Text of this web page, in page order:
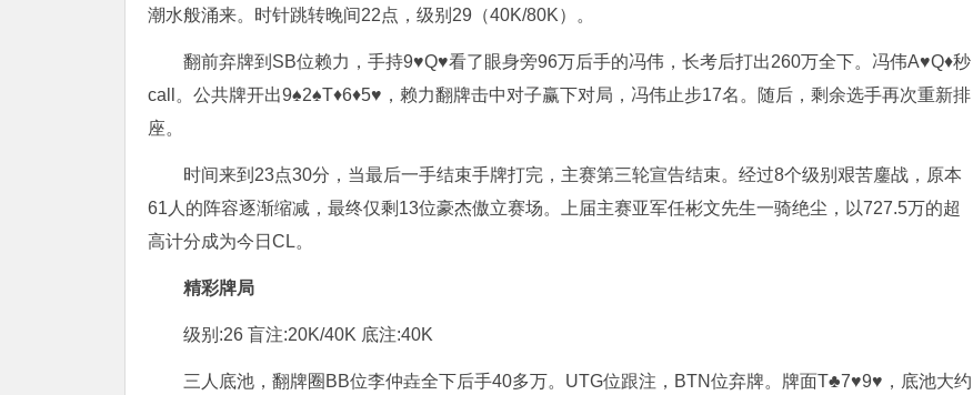
潮水般涌来。时针跳转晚间22点，级别29（40K/80K）。
翻前弃牌到SB位赖力，手持9♥Q♥看了眼身旁96万后手的冯伟，长考后打出260万全下。冯伟A♥Q♦秒
call。公共牌开出9♠2♠T♦6♦5♥，赖力翻牌击中对子赢下对局，冯伟止步17名。随后，剩余选手再次重新排
座。
时间来到23点30分，当最后一手结束手牌打完，主赛第三轮宣告结束。经过8个级别艰苦鏖战，原本
61人的阵容逐渐缩减，最终仅剩13位豪杰傲立赛场。上届主赛亚军任彬文先生一骑绝尘，以727.5万的超
高计分成为今日CL。
精彩牌局
级别:26 盲注:20K/40K 底注:40K
三人底池，翻牌圈BB位李仲垚全下后手40多万。UTG位跟注，BTN位弃牌。牌面T♣7♥9♥，底池大约